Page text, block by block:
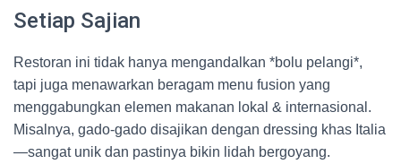
Setiap Sajian
Restoran ini tidak hanya mengandalkan *bolu pelangi*,
tapi juga menawarkan beragam menu fusion yang
menggabungkan elemen makanan lokal & internasional.
Misalnya, gado-gado disajikan dengan dressing khas Italia
—sangat unik dan pastinya bikin lidah bergoyang.